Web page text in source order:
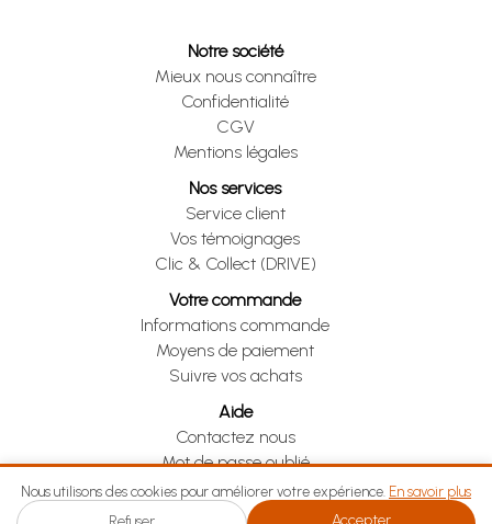
Notre société
Mieux nous connaître
Confidentialité
CGV
Mentions légales
Nos services
Service client
Vos témoignages
Clic & Collect (DRIVE)
Votre commande
Informations commande
Moyens de paiement
Suivre vos achats
Aide
Contactez nous
Mot de passe oublié
Je me rétracte
Nous utilisons des cookies pour améliorer votre expérience. En savoir plus
Accepter